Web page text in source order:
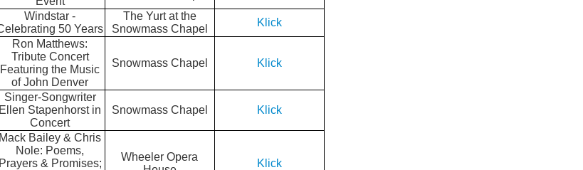
Windstar -
50 Years
The Yurt at the
Snowmass Chapel
Klick
Ron Matthews:
Tribute Concert
Featuring the Music
of John Denver
Snowmass Chapel Klick
Singer-Songwriter
Ellen Stapenhorst in
Concert
Snowmass Chapel Klick
Mack Bailey & Chris
Nole: Poems,
Prayers & Promises;
Wheeler Opera
Klick